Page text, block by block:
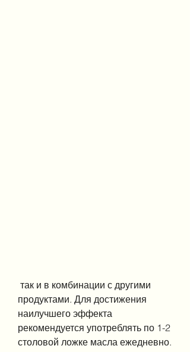
продуктами. Для достижения
наилучшего эффекта
рекомендуется употреблять по 1-2